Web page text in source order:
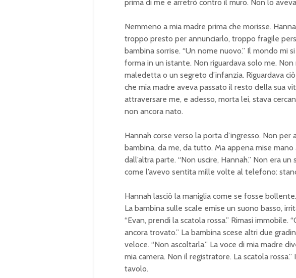
prima di me e arretrò contro il muro. Non lo
Nemmeno a mia madre prima che morisse.
troppo presto per annunciarlo, troppo fragile
bambina sorrise. “Un nome nuovo.” Il mondo mi
forma in un istante. Non riguardava solo me.
maledetta o un segreto d’infanzia. Riguardava
che mia madre aveva passato il resto della sua
attraversare me, e adesso, morta lei, stava
non ancora nato.
Hannah corse verso la porta d’ingresso. Non
bambina, da me, da tutto. Ma appena mise
dall’altra parte. “Non uscire, Hannah.” Non era
come l’avevo sentita mille volte al telefono:
Hannah lasciò la maniglia come se fosse
La bambina sulle scale emise un suono basso,
“Evan, prendi la scatola rossa.” Rimasi immobile.
ancora trovato.” La bambina scese altri due
veloce. “Non ascoltarla.” La voce di mia madre
mia camera. Non il registratore. La scatola
tavolo.